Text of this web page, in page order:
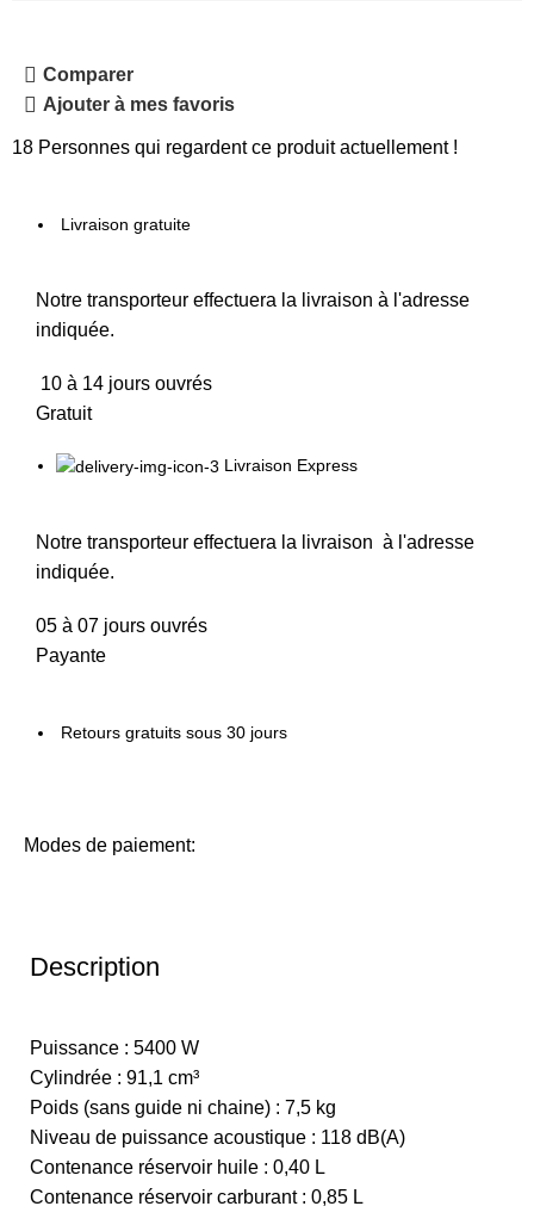
Comparer
Ajouter à mes favoris
18 Personnes qui regardent ce produit actuellement !
Livraison gratuite
Notre transporteur effectuera la livraison à l'adresse
indiquée.
10 à 14 jours ouvrés
Gratuit
Livraison Express
Notre transporteur effectuera la livraison à l'adresse
indiquée.
05 à 07 jours ouvrés
Payante
Retours gratuits sous 30 jours
Modes de paiement:
Description
Puissance : 5400 W
Cylindrée : 91,1 cm³
Poids (sans guide ni chaine) : 7,5 kg
Niveau de puissance acoustique : 118 dB(A)
Contenance réservoir huile : 0,40 L
Contenance réservoir carburant : 0,85 L